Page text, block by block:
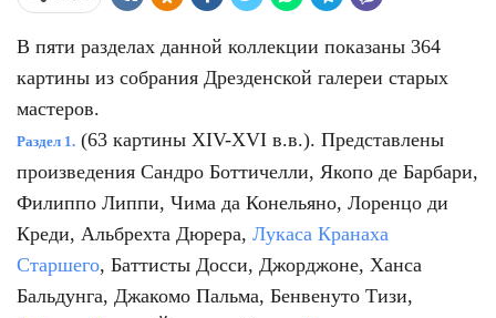
В пяти разделах данной коллекции показаны 364
картины из собрания Дрезденской галереи старых
мастеров.
Раздел 1. (63 картины XIV-XVI в.в.). Представлены
произведения Сандро Боттичелли, Якопо де Барбари,
Филиппо Липпи, Чима да Конельяно, Лоренцо ди
Креди, Альбрехта Дюрера, Лукаса Кранаха
Старшего, Баттисты Досси, Джорджоне, Ханса
Бальдунга, Джакомо Пальма, Бенвенуто Тизи,